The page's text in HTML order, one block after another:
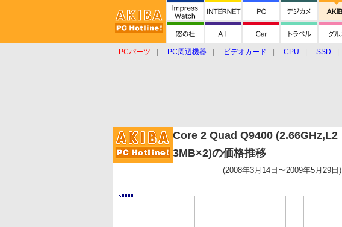
PCパーツ PC周辺機器 ビデオカード CPU SSD
Core 2 Quad Q9400 (2.66GHz,L2
3MB×2)の価格推移
(2008年3月14日〜2009年5月29日)